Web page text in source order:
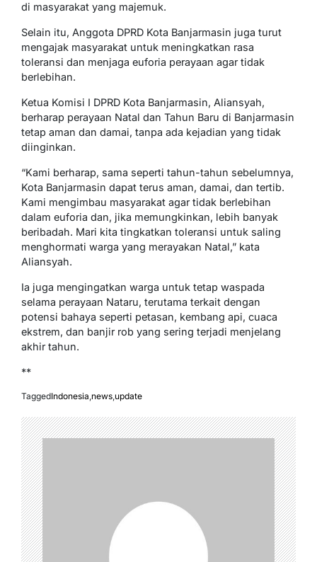
di masyarakat yang majemuk.
Selain itu, Anggota DPRD Kota Banjarmasin juga turut
mengajak masyarakat untuk meningkatkan rasa
toleransi dan menjaga euforia perayaan agar tidak
berlebihan.
Ketua Komisi I DPRD Kota Banjarmasin, Aliansyah,
berharap perayaan Natal dan Tahun Baru di Banjarmasin
tetap aman dan damai, tanpa ada kejadian yang tidak
diinginkan.
“Kami berharap, sama seperti tahun-tahun sebelumnya,
Kota Banjarmasin dapat terus aman, damai, dan tertib.
Kami mengimbau masyarakat agar tidak berlebihan
dalam euforia dan, jika memungkinkan, lebih banyak
beribadah. Mari kita tingkatkan toleransi untuk saling
menghormati warga yang merayakan Natal,” kata
Aliansyah.
Ia juga mengingatkan warga untuk tetap waspada
selama perayaan Nataru, terutama terkait dengan
potensi bahaya seperti petasan, kembang api, cuaca
ekstrem, dan banjir rob yang sering terjadi menjelang
akhir tahun.
**
TaggedIndonesia,news,update